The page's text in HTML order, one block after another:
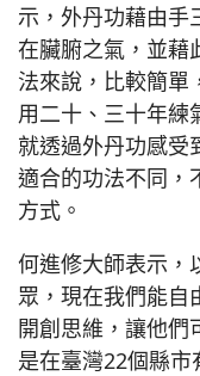
示，外丹功藉由手
在臟腑之氣，並藉
法來說，比較簡單
用二十、三十年練
就透過外丹功感受
適合的功法不同，
方式。
何進修大師表示，
眾，現在我們能自
開創思維，讓他們
是在臺灣22個縣